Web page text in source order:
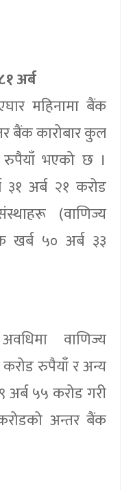
अर्ब
महिनामा बैंक
बैंक कारोबार कुल
रुपैयाँ भएको छ ।
अर्ब २१ करोड
(वाणिज्य
५० अर्ब ३३
वाणिज्य
रुपैयाँ र अन्य
अर्ब ५५ करोड गरी
अन्तर बैंक